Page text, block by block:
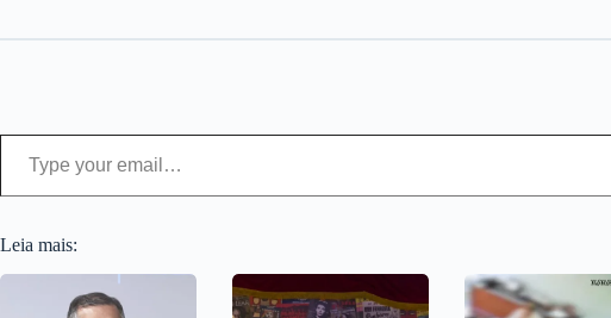
Type your email…
Leia mais: